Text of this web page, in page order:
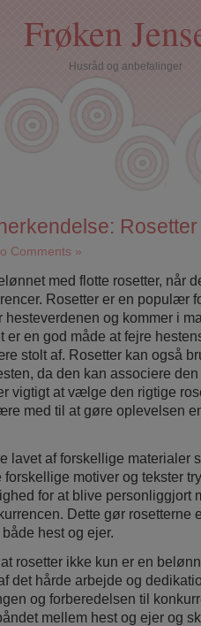
Frøken
Husråd og anbefalinger
Comments »
med flotte rosetter, når
Rosetter er en populær
hesteverdenen og kommer i
er en god måde at fejre
stolt af. Rosetter kan også
da den kan associere
vigtigt at vælge den rigtige
med til at gøre oplevelsen
lavet af forskellige materialer
motiver og tekster
for at blive personliggjort
Dette gør rosetterne
hest og ejer.
rosetter ikke kun er en
det hårde arbejde og
og forberedelsen til
mellem hest og ejer og